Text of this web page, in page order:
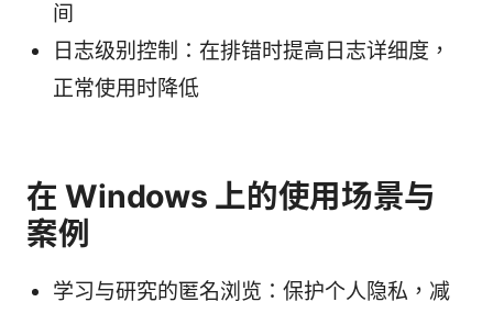
间
日志级别控制：在排错时提高日志详细度，
正常使用时降低
在 Windows 上的使用场景与
案例
学习与研究的匿名浏览：保护个人隐私，减